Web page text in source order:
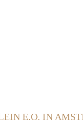
E.O. IN